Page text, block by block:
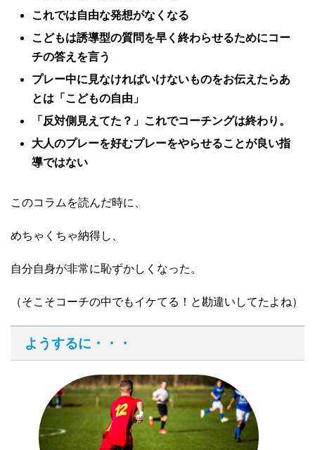
これでは自由な発想がなくなる
こどもは誘導型の質問を早く終わらせるためにコー
チの答えを言う
プレー中に見なければいけないものをお伝えたらあ
とは「こどもの自由」
「反対側見えてた？」これでコーチングは終わり。
大人のプレーを好むプレーをやらせることが良い指
導ではない
このコラムを読んだ時に、
めちゃくちゃ納得し、
自分自身が非常に恥ずかしくなった。
（そこそコーチの中でもイケてる！と勘違いしてたよね）
ようするに・・・